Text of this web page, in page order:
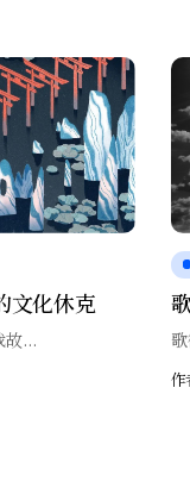
文化休克
故...
作